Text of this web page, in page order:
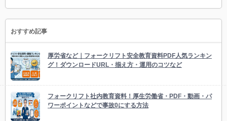
おすすめ記事
厚労省など｜フォークリフト安全教育資料PDF人気ランキン
グ！ダウンロードURL・揃え方・運用のコツなど
フォークリフト社内教育資料！厚生労働省・PDF・動画・パ
ワーポイントなどで事故0にする方法